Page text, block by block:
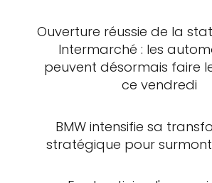
Ouverture réussie de la
Intermarché : les
peuvent désormais faire
ce vendredi
BMW intensifie sa
stratégique pour